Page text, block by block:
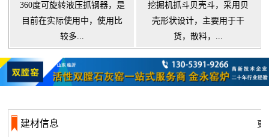
360度可旋转液压抓钢器，是
目前在实际使用中，使用比
较多...
挖掘机抓斗贝壳斗，采用贝
壳形状设计，主要用于干
货，散料，...
更
建材信息